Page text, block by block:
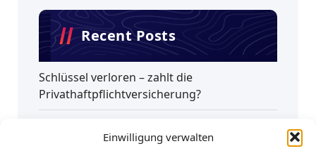
Einwilligung verwalten
Recent Posts
Schlüssel verloren – zahlt die
Privathaftpflichtversicherung?
Privathaftpflichtversicherung gekündigt?